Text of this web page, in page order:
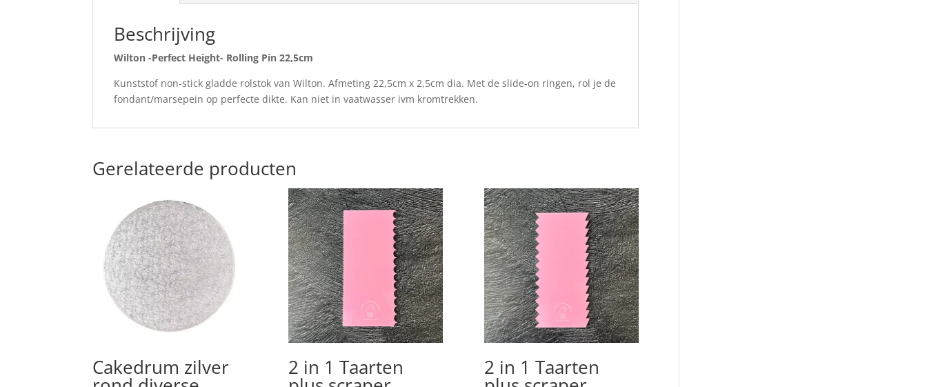
Beschrijving
Wilton -Perfect Height- Rolling Pin 22,5cm
Kunststof non-stick gladde rolstok van Wilton. Afmeting 22,5cm x 2,5cm dia. Met de slide-on ringen, rol je de
fondant/marsepein op perfecte dikte. Kan niet in vaatwasser ivm kromtrekken.
Gerelateerde producten
Cakedrum zilver 2 in 1 Taarten 2 in 1 Taarten